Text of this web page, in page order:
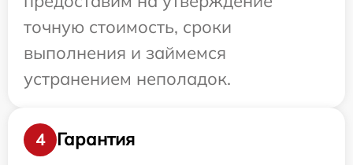
точную стоимость, сроки
выполнения и займемся
устранением неполадок.
4
Гарантия